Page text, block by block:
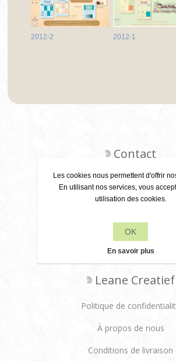
2012-2 2012-1
Contact
info[at]leanecreatief.com
Dronten, Pays-Bas
Leane Creatief
Politique de
À propos de nous
Conditions de livraison
Les cookies nous permettent d'offrir
En utilisant nos services, vous
utilisation des cookies.
OK
En savoir plus